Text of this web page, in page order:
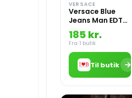
VERSACE
Versace Blue
Jeans Man EDT
75 ml
185 kr.
Fra 1 butik
Til butik →